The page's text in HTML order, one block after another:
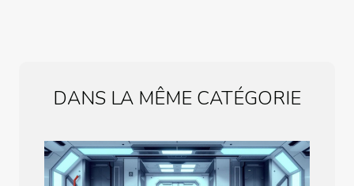
DANS LA MÊME CATÉGORIE